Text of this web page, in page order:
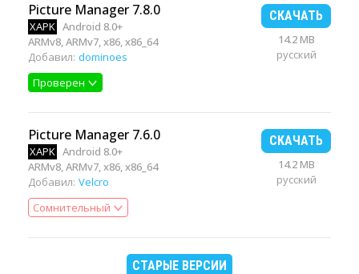
Picture Manager 7.8.0
XAPK Android 8.0+
ARMv8, ARMv7, x86, x86_64
Добавил: dominoes
Проверен
СКАЧАТЬ
14.2 MB
русский
Picture Manager 7.6.0
XAPK Android 8.0+
ARMv8, ARMv7, x86, x86_64
Добавил: Velcro
Сомнительный
СКАЧАТЬ
14.2 MB
русский
СТАРЫЕ ВЕРСИИ